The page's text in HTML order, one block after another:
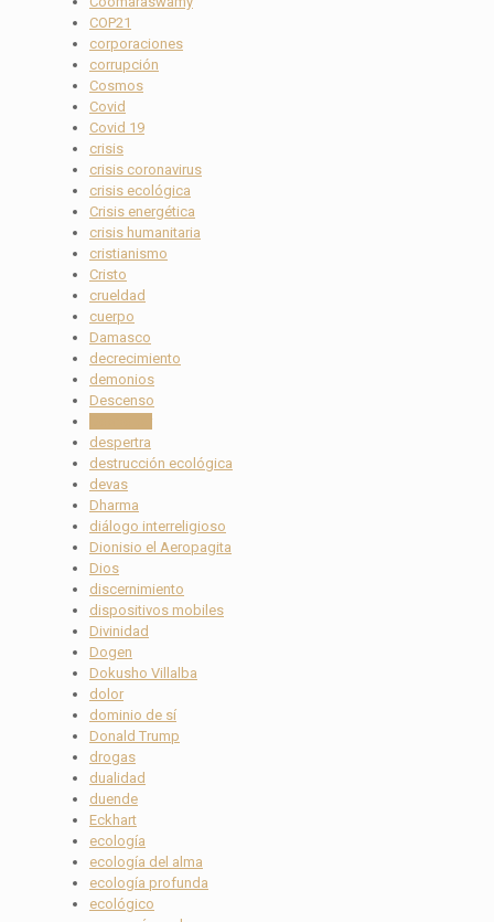
COP21
corporaciones
corrupción
Cosmos
Covid
Covid 19
crisis
crisis coronavirus
crisis ecológica
Crisis energética
crisis humanitaria
cristianismo
Cristo
crueldad
cuerpo
Damasco
decrecimiento
demonios
Descenso
despertra
destrucción ecológica
devas
Dharma
diálogo interreligioso
Dionisio el Aeropagita
Dios
discernimiento
dispositivos mobiles
Divinidad
Dogen
Dokusho Villalba
dolor
dominio de sí
Donald Trump
drogas
dualidad
duende
Eckhart
ecología
ecología del alma
ecología profunda
ecológico